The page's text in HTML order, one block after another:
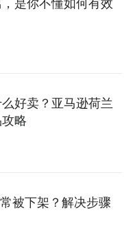
是你不懂如何有效
好卖？亚马逊荷兰
略
被下架？解决步骤